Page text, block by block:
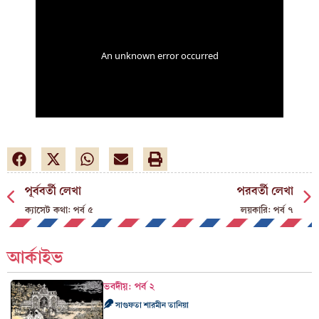
পূর্ববর্তী লেখা
ক্যাসেট কথা: পর্ব ৫
পরবর্তী লেখা
লয়কারি: পর্ব ৭
আর্কাইভ
ভবদীয়: পর্ব ২
সাগুফতা শারমীন তানিয়া